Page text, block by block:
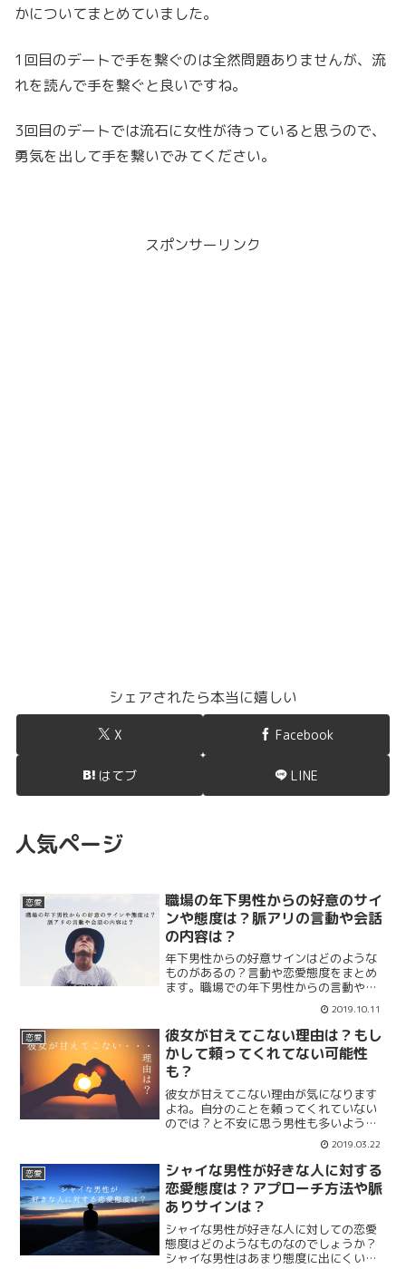
かについてまとめていました。
1回目のデートで手を繋ぐのは全然問題ありませんが、流
れを読んで手を繋ぐと良いですね。
3回目のデートでは流石に女性が待っていると思うので、
勇気を出して手を繋いでみてください。
スポンサーリンク
シェアされたら本当に嬉しい
X Facebook
はてブ LINE
人気ページ
恋愛
職場の年下男性からの好意のサイ
ンや態度は？脈アリの言動や会話
の内容は？
年下男性からの好意サインはどのような
ものがあるの？言動や恋愛態度をまとめ
ます。職場での年下男性からの言動や態
度によって脈アリの可能性。好意サイン
をチェックして脈ありかどうか判断しま
しょう。こちらから興味がある男性なら
どのように接すれば良いのかも紹介しま
す。
2019.10.11
恋愛
彼女が甘えてこない理由は？もし
かして頼ってくれてない可能性
も？
彼女が甘えてこない理由が気になります
よね。自分のことを頼ってくれていない
のでは？と不安に思う男性も多いようで
す。彼女が甘えてくれればわかりやすい
のですが甘えてこない理由はなんなので
しょうか。頼ってくれない理由は彼女の
年齢や性格が関係しているかもしれませ
ん。
2019.03.22
恋愛
シャイな男性が好きな人に対する
恋愛態度は？アプローチ方法や脈
ありサインは？
シャイな男性が好きな人に対しての恋愛
態度はどのようなものなのでしょうか？
シャイな男性はあまり態度に出にくいで